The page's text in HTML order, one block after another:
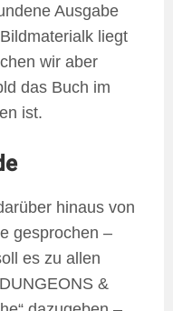
Ausgabe
liegt
wir aber
das Buch im
ist.
hinaus von
gesprochen –
es zu allen
&